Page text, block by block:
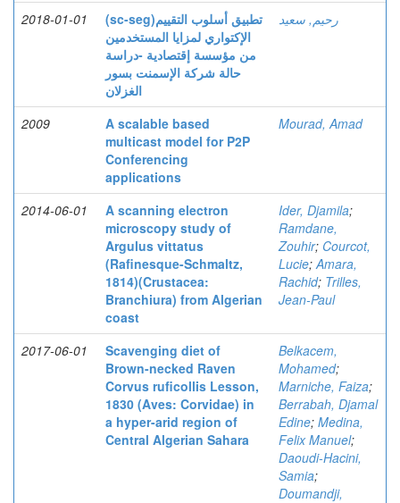
2018-01-01
(sc-seg)تطبيق أسلوب التقييم
الإكتواري لمزايا المستخدمين
من مؤسسة إقتصادية -دراسة
حالة شركة الإسمنت بسور
الغزلان
رحيم, سعيد
2009
A scalable based
multicast model for P2P
Conferencing
applications
Mourad, Amad
2014-06-01
A scanning electron
microscopy study of
Argulus vittatus
(Rafinesque-Schmaltz,
1814)(Crustacea:
Branchiura) from Algerian
coast
Ider, Djamila;
Ramdane,
Zouhir; Courcot,
Lucie;Amara,
Rachid; Trilles,
Jean-Paul
2017-06-01
Scavenging diet of
Brown-necked Raven
Corvus ruficollis Lesson,
1830 (Aves: Corvidae) in
a hyper-arid region of
Central Algerian Sahara
Belkacem,
Mohamed;
Marniche, Faiza;
Berrabah, Djamal
Edine; Medina,
Felix Manuel;
Daoudi-Hacini,
Samia;
Doumandji,